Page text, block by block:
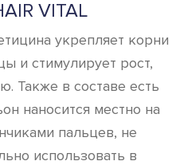
VITAL
укрепляет корни
и стимулирует рост,
Также в составе есть
наносится местно на
пальцев, не
использовать в